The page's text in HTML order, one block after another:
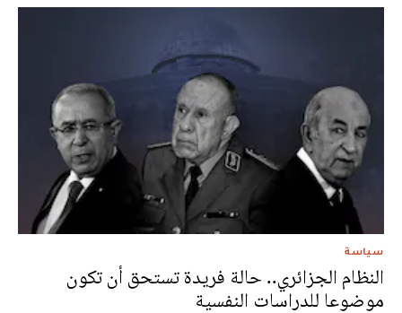
سياسة
النظام الجزائري.. حالة فريدة تستحق أن تكون
موضوعا للدراسات النفسية